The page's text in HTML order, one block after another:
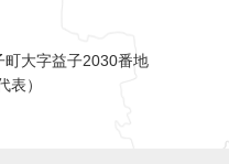
大字益子2030番地
表）